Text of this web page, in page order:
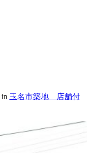
in 玉名市築地 店舗付